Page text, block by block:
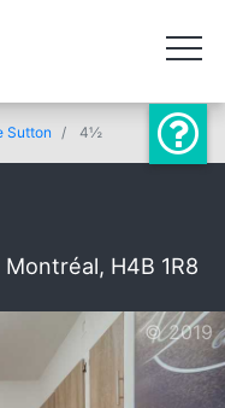
Sutton 4½
H4B 1R8
© 2019